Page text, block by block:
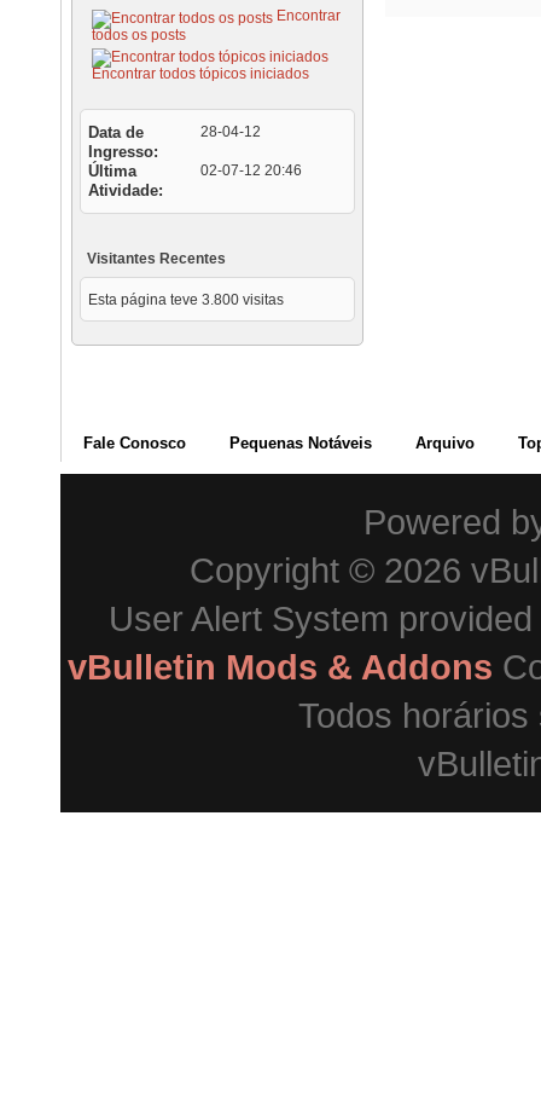
Encontrar
todos os posts
Encontrar todos tópicos iniciados
Data de
Ingresso
28-04-12
Última
Atividade
02-07-12 20:46
Visitantes Recentes
Esta página teve 3.800 visitas
Fale Conosco Pequenas Notáveis Arquivo
Powered
Copyright © 2026
User Alert System
vBulletin Mods & Addons
Todos